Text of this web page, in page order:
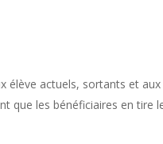
élève actuels, sortants et
que les bénéficiaires en tire